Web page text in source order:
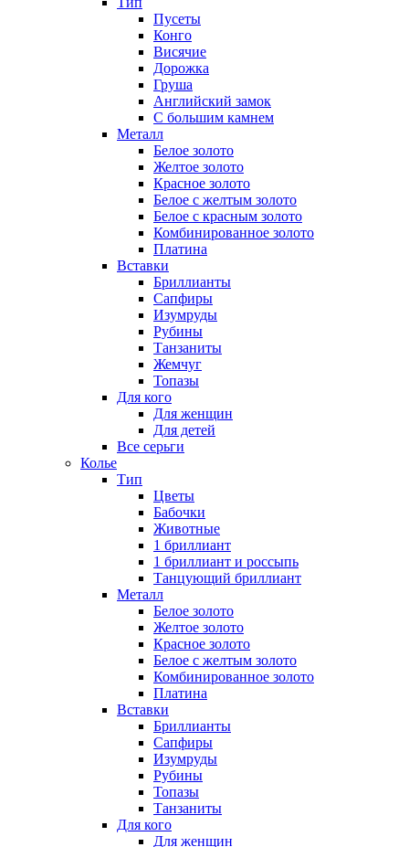
Пусеты
Конго
Висячие
Дорожка
Груша
Английский замок
С большим камнем
Металл
Белое золото
Желтое золото
Красное золото
Белое с желтым золото
Белое с красным золото
Комбинированное золото
Платина
Вставки
Бриллианты
Сапфиры
Изумруды
Рубины
Танзаниты
Жемчуг
Топазы
Для кого
Для женщин
Для детей
Все серьги
Колье
Тип
Цветы
Бабочки
Животные
1 бриллиант
1 бриллиант и россыпь
Танцующий бриллиант
Металл
Белое золото
Желтое золото
Красное золото
Белое с желтым золото
Комбинированное золото
Платина
Вставки
Бриллианты
Сапфиры
Изумруды
Рубины
Топазы
Танзаниты
Для кого
Для женщин